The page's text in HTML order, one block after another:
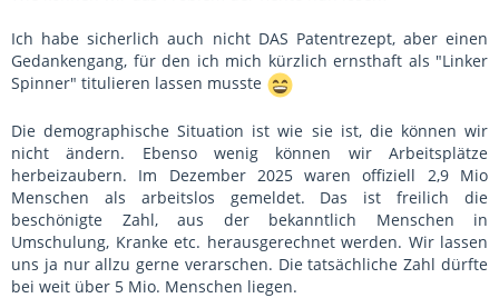
Ich habe sicherlich auch nicht DAS Patentrezept, aber einen
Gedankengang, für den ich mich kürzlich ernsthaft als "Linker
Spinner" titulieren lassen musste
Die demographische Situation ist wie sie ist, die können wir
nicht ändern. Ebenso wenig können wir Arbeitsplätze
herbeizaubern. Im Dezember 2025 waren offiziell 2,9 Mio
Menschen als arbeitslos gemeldet. Das ist freilich die
beschönigte Zahl, aus der bekanntlich Menschen in
Umschulung, Kranke etc. herausgerechnet werden. Wir lassen
uns ja nur allzu gerne verarschen. Die tatsächliche Zahl dürfte
bei weit über 5 Mio. Menschen liegen.